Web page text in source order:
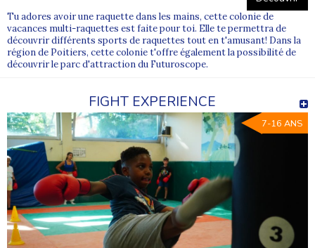
Tu adores avoir une raquette dans les mains, cette colonie de
vacances multi-raquettes est faite pour toi. Elle te permettra de
découvrir différents sports de raquettes tout en t'amusant! Dans la
région de Poitiers, cette colonie t'offre également la possibilité de
découvrir le parc d'attraction du Futuroscope.
FIGHT EXPERIENCE
7-16 ANS